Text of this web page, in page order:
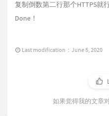
复制倒数第二行那个HTTPS就行
Done！
Last modification：June 5, 2020
如果觉得我的文章